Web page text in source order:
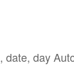
date, day